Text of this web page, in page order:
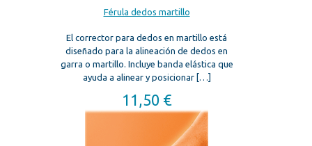
Férula dedos martillo
El corrector para dedos en martillo está
diseñado para la alineación de dedos en
garra o martillo. Incluye banda elástica que
ayuda a alinear y posicionar[…]
11,50 €